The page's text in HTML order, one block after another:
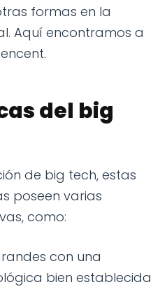
formas en la
Aquí encontramos a
del big
de big tech, estas
poseen varias
como:
con una
bien establecida